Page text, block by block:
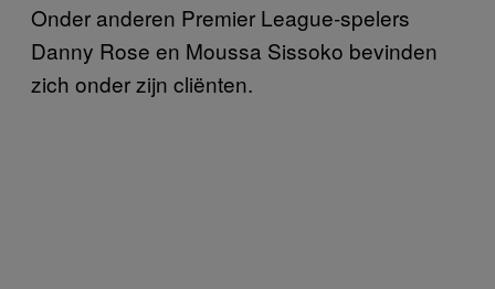
Onder anderen Premier League-spelers
Danny Rose en Moussa Sissoko bevinden
zich onder zijn cliënten.